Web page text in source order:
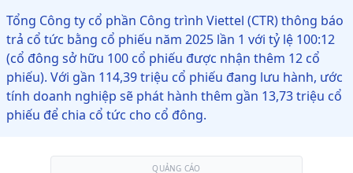
Tổng Công ty cổ phần Công trình Viettel (CTR) thông báo
trả cổ tức bằng cổ phiếu năm 2025 lần 1 với tỷ lệ 100:12
(cổ đông sở hữu 100 cổ phiếu được nhận thêm 12 cổ
phiếu). Với gần 114,39 triệu cổ phiếu đang lưu hành, ước
tính doanh nghiệp sẽ phát hành thêm gần 13,73 triệu cổ
phiếu để chia cổ tức cho cổ đông.
QUẢNG CÁO